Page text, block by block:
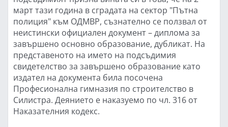
март тази година в сградата на сектор "Пътна
полиция" към ОДМВР, съзнателно се ползвал от
неистински официален документ – диплома за
завършено основно образование, дубликат. На
представеното на името на подсъдимия
свидетелство за завършено образование като
издател на документа била посочена
Професионална гимназия по строителство в
Силистра. Деянието е наказуемо по чл. 316 от
Наказателния кодекс.